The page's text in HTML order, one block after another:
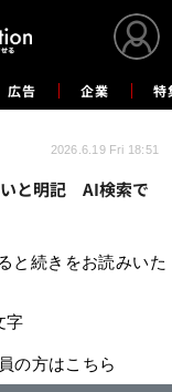
広告 企業 特
と明記 AI検索で
2026.6.19 Fri 18:51
と続きをお読みいた
字
の方はこちら